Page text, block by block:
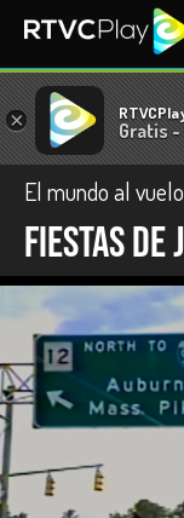
× Gratis -
El mundo al vuelo
Fiestas